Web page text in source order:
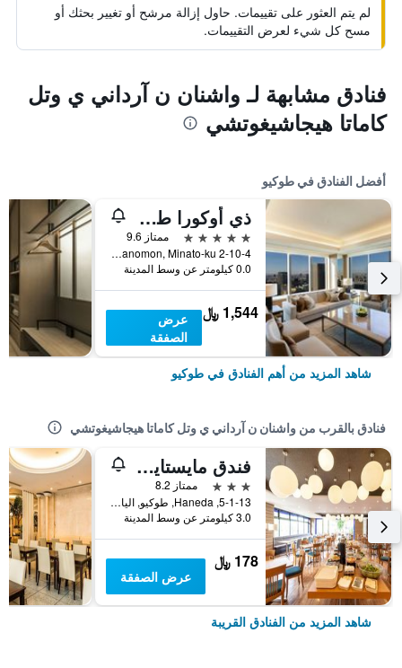
لم يتم العثور على تقييمات. حاول إزالة مرشح أو تغيير بحثك أو
مسح كل شيء لعرض التقييمات.
فنادق مشابهة لـ واشنان ن آرداني ي وتل
كاماتا هيجاشيغوتشي
أفضل الفنادق في طوكيو
ذي أوكورا طوكيو
5 نجوم
ممتاز 9.6
2-10-4 Toranomon, Minato-ku, طوكيو, اليابان
0.0 كيلومتر عن وسط المدينة
1,544 ﷼
عرض
الصفقة
شاهد المزيد من أهم الفنادق في طوكيو
فنادق بالقرب من واشنان ن آرداني ي وتل كاماتا هيجاشيغوتشي
فندق مايستايز هانيدا
3 نجوم
ممتاز 8.2
5-1-13, Haneda, طوكيو, اليابان
3.0 كيلومتر عن وسط المدينة
178 ﷼
عرض الصفقة
شاهد المزيد من الفنادق القريبة